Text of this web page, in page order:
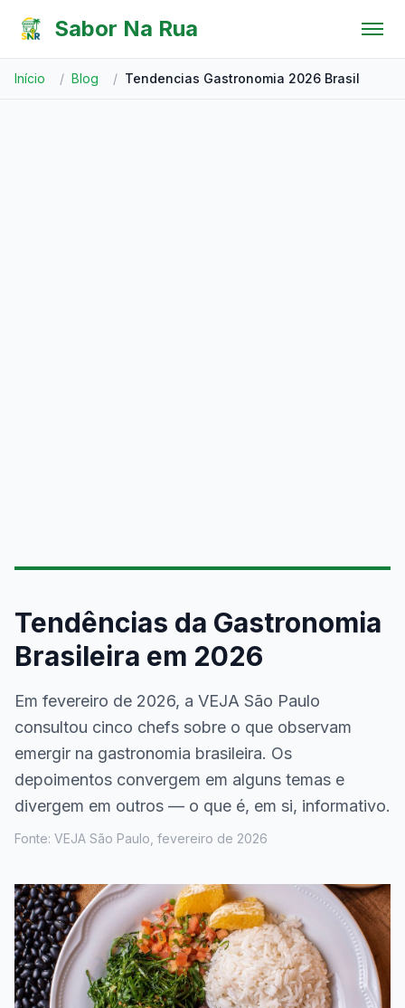
Sabor Na Rua
Início / Blog / Tendencias Gastronomia 2026 Brasil
Tendências da Gastronomia
Brasileira em 2026
Em fevereiro de 2026, a VEJA São Paulo
consultou cinco chefs sobre o que observam
emergir na gastronomia brasileira. Os
depoimentos convergem em alguns temas e
divergem em outros — o que é, em si, informativo.
Fonte: VEJA São Paulo, fevereiro de 2026